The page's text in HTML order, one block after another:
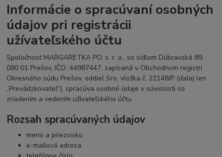
Informácie o spracúvaní osobných
údajov pri registrácii
užívateľského účtu
Spoločnosť MARGARETKA PO, s. r. o., so sídlom Dúbravská 89,
080 01 Prešov, IČO: 44987447, zapísaná v Obchodnom registri
Okresného súdu Prešov, oddiel Sro, vložka č. 22148/P (ďalej len
„Prevádzkovateľ“), spracúva osobné údaje v súvislosti so
zriadením a vedením užívateľského účtu.
Rozsah spracúvaných údajov
meno a priezvisko
e-mailová adresa